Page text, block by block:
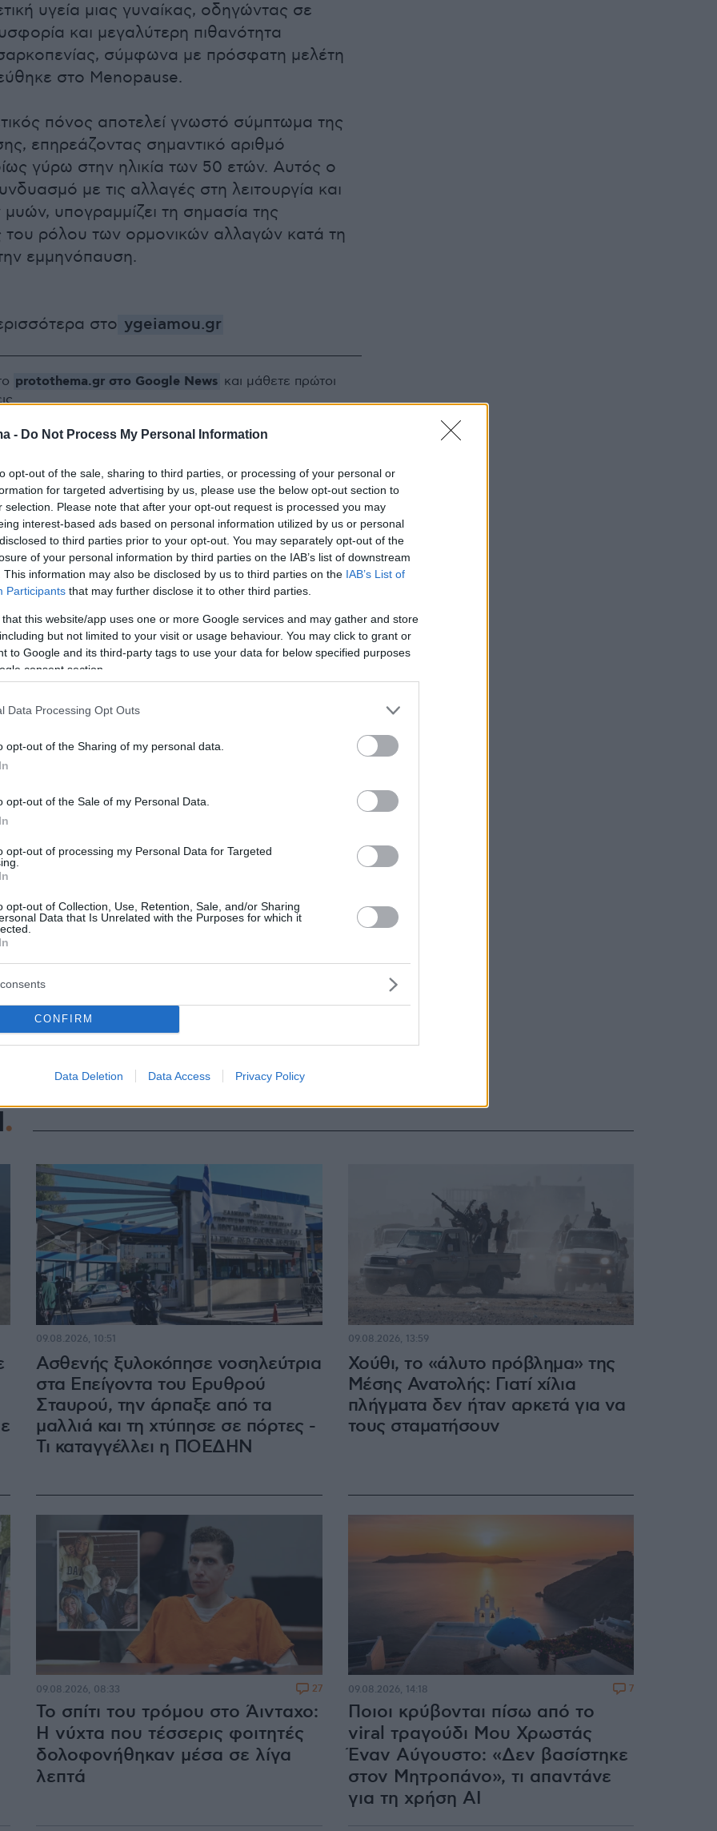
- Do Not Process My Personal Information
opt-out of the sale, sharing to third parties, or processing of your personal or
for targeted advertising by us, please use the below opt-out section to
selection. Please note that after your opt-out request is processed you may
interest-based ads based on personal information utilized by us or personal
to third parties prior to your opt-out. You may separately opt-out of the
of your personal information by third parties on the IAB’s list of downstream
This information may also be disclosed by us to third parties on the IAB’s List of
Participants that may further disclose it to other third parties.
that this website/app uses one or more Google services and may gather and store
but not limited to your visit or usage behaviour. You may click to grant or
to Google and its third-party tags to use your data for below specified purposes
consent section.
Data Processing Opt Outs
opt-out of the Sharing of my personal data.
opt-out of the Sale of my Personal Data.
opt-out of processing my Personal Data for Targeted
opt-out of Collection, Use, Retention, Sale, and/or Sharing
Data that Is Unrelated with the Purposes for which it
CONFIRM
Data Deletion Data Access Privacy Policy
υγεία μιας γυναίκας, οδηγώντας σε
και μεγαλύτερη πιθανότητα
σύμφωνα με πρόσφατη μελέτη
στο Menopause.
πόνος αποτελεί γνωστό σύμπτωμα της
επηρεάζοντας σημαντικό αριθμό
γύρω στην ηλικία των 50 ετών. Αυτός ο
με τις αλλαγές στη λειτουργία και
υπογραμμίζει τη σημασία της
του ρόλου των ορμονικών αλλαγών κατά τη
εμμηνόπαυση.
στο ygeiamou.gr
protothema.gr στο Google News και μάθετε πρώτοι
Ειδήσειςαπό την Ελλάδα και τον Κόσμο, τη
ΕιδήσειςΔημοφιλήΣχολιασμένα
την
δεν μπορεί να
γίνεται
περιμένουμε να
κολυμπήσουμε;
άντρες είναι
των περιστάσεων»
βλάστηση στα
κινητοποίηση
της Πυροσβεστικής
Βίντεο του... εξαφανισμένου
Μοτζτάμπα Χαμενεΐ προαναγγέλλει
η Τεχεράνη: «Θα τον δείχνει έξω
«Ζούμε σε μια διαρκή αβεβαιότητα,
Μια βιοτεχνολόγος έχασε 10 κιλά
έκαναν τη διαφορά
από 1 ώρα στο Τελωνείο Ευζώνων,
στο ρεύμα εξόδου από την Ελλάδα,
ΕΙΔΗΣΕΙΣ
Ασθενής ξυλοκόπησε νοσηλεύτρια
στα Επείγοντα του Ερυθρού
Σταυρού, την άρπαξε από τα
μαλλιά και τη χτύπησε σε πόρτες -
Τι καταγγέλλει η ΠΟΕΔΗΝ
09.08.2026, 10:51
Χούθι, το «άλυτο πρόβλημα» της
Μέσης Ανατολής: Γιατί χίλια
πλήγματα δεν ήταν αρκετά για να
τους σταματήσουν
09.08.2026, 13:59
Το σπίτι του τρόμου στο Άινταχο:
Η νύχτα που τέσσερις φοιτητές
δολοφονήθηκαν μέσα σε λίγα
λεπτά
09.08.2026, 08:33 27
Ποιοι κρύβονται πίσω από το
viral τραγούδι Μου Χρωστάς
Έναν Αύγουστο: «Δεν βασίστηκε
στον Μητροπάνο», τι απαντάνε
για τη χρήση AI
09.08.2026, 14:18 7